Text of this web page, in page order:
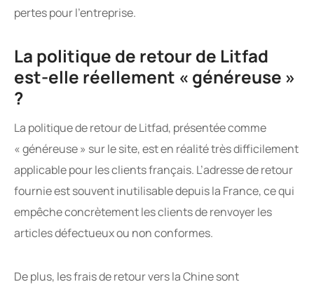
pertes pour l’entreprise.
La politique de retour de Litfad
est-elle réellement « généreuse »
?
La politique de retour de Litfad, présentée comme
« généreuse » sur le site, est en réalité très difficilement
applicable pour les clients français. L’adresse de retour
fournie est souvent inutilisable depuis la France, ce qui
empêche concrètement les clients de renvoyer les
articles défectueux ou non conformes.
De plus, les frais de retour vers la Chine sont